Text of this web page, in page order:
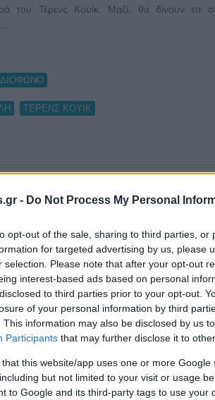
- Do Not Process My Personal
opt-out of the sale, sharing to third parties, or
for targeted advertising by us, please
selection. Please note that after your opt-out
interest-based ads based on personal
to third parties prior to your opt-out.
of your personal information by third
This information may also be disclosed by us
Participants that may further disclose it to
that this website/app uses one or more
but not limited to your visit or usage
to Google and its third-party tags to use your
του Τέρενς Κουίκ. Μαζί, θα δίνουν το
ΤΕΡΕΝΣ ΚΟΥΙΚ
δελτίο